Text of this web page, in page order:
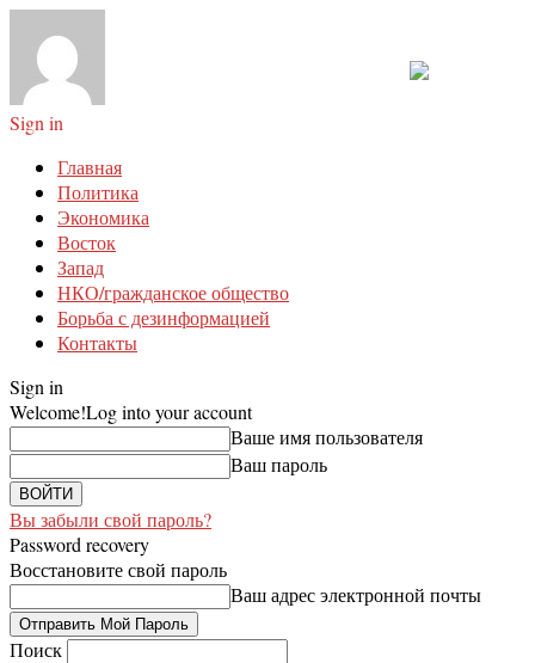
Sign in
Главная
Политика
Экономика
Восток
Запад
НКО/гражданское общество
Борьба с дезинформацией
Контакты
Sign in
Welcome!Log into your account
Ваше имя пользователя
Ваш пароль
Вы забыли свой пароль?
Password recovery
Восстановите свой пароль
Ваш адрес электронной почты
Поиск